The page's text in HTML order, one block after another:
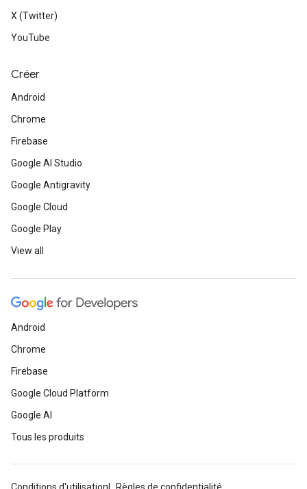
X (Twitter)
YouTube
Créer
Android
Chrome
Firebase
Google AI Studio
Google Antigravity
Google Cloud
Google Play
View all
Android
Chrome
Firebase
Google Cloud Platform
Google AI
Tous les produits